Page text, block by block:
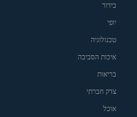
בידור
יופי
טכנולוגיה
איכות הסביבה
בריאות
צדק חברתי
אוכל